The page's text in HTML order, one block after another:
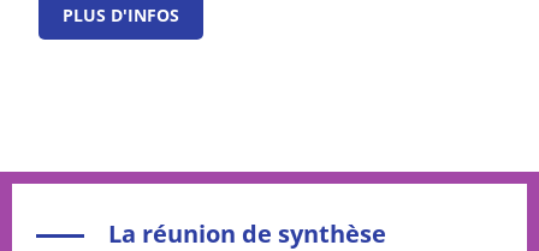
PLUS D'INFOS
La réunion de synthèse